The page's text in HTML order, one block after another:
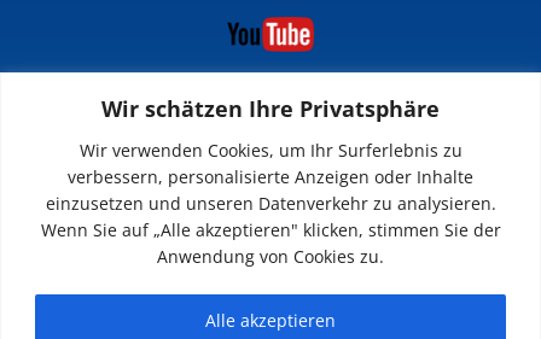
Wir schätzen Ihre Privatsphäre
Wir verwenden Cookies, um Ihr Surferlebnis zu
verbessern, personalisierte Anzeigen oder Inhalte
einzusetzen und unseren Datenverkehr zu analysieren.
Wenn Sie auf „Alle akzeptieren" klicken, stimmen Sie der
Anwendung von Cookies zu.
Alle akzeptieren
INFOS
Impressum
Datenschutz
Kontakt